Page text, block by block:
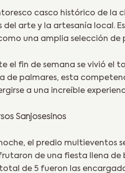
casco histórico de la
del arte y la artesanía local.
una amplia selección de
el fin de semana se vivió el
de palmares, esta
a una increíble
Sanjosesinos
el predio multieventos
de una fiesta llena
de 5 fueron las